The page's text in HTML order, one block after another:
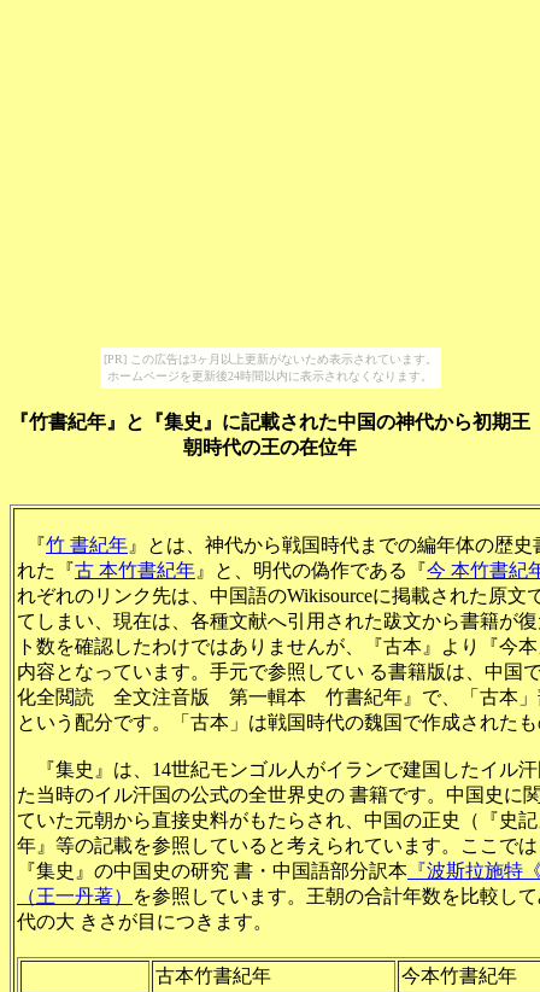
[PR] この広告は3ヶ月以上更新がないため表示されています。
ホームページを更新後24時間以内に表示されなくなります。
『竹書紀年』と『集史』に記載された中国の神代から初期王
朝時代の王の在位年
『竹 書紀年 』とは、神代から戦国時代までの編年体の歴
れた『古 本竹書紀年 』と、明代の偽作である『今 本竹書紀
れぞれのリンク先は、中国語のWikisourceに掲載された原文
てしまい、現在は、各種文献へ引用された跋文から書籍が
ト数を確認したわけではありませんが、『古本』より『今
内容となっています。手元で参照してい る書籍版は、中国
化全閲読 全文注音版 第一輯本 竹書紀年』で、「古本」
という配分です。「古本」は戦国時代の魏国で作成された
『集史』は、14世紀モンゴル人がイランで建国したイル
た当時のイル汗国の公式の全世界史の 書籍です。中国史に
ていた元朝から直接史料がもたらされ、中国の正史（『史
年』等の記載を参照していると考えられています。ここで
『集史』の中国史の研究 書・中国語部分訳本 『波斯拉施特
（王一丹著）
を参照しています。王朝の合計年数を比較し
代の大 きさが目につきます。
古本竹書紀年
今本竹書紀年